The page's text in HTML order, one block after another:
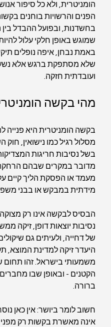
הומניטרית, ולא כל סיפור
הפנים והרשויות בוחנים
בחשדנות, ובפועל ההבדל בין
שמוגש באופן חלקי עלול
באמת נבחן, איפה נופלים
שלא מסתפקת ברגש אלא
ועובדתית חזקה.
מהי בקשה
בקשה הומניטרית היא
מסלול רגיל כמו נישואין,
בשל נסיבות חריגות
מדובר במקרים שבהם
מעמד או הפסקת הליך קיים
מידתית במבקש או בבני
הבסיס לבקשה אינו רק
נסיבות יוצאות דופן, זיקה
של דחייה, ולעיתים גם
היעדר זיקה למדינת
משמעותי בישראל. זהו תחום
הקטנים - ובאופן שבו
ברורה.
חשוב לומר ביושר: אין כאן
אינה מאשרת בקשות רק